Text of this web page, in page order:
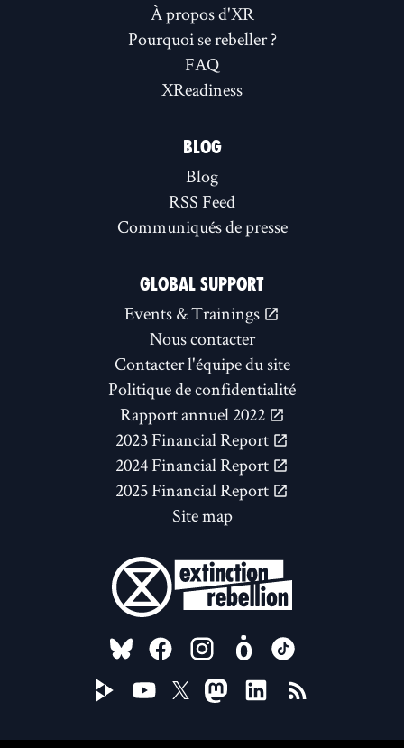
À propos d'XR
Pourquoi se rebeller ?
FAQ
XReadiness
BLOG
Blog
RSS Feed
Communiqués de presse
GLOBAL SUPPORT
Events & Trainings
Nous contacter
Contacter l'équipe du site
Politique de confidentialité
Rapport annuel 2022
2023 Financial Report
2024 Financial Report
2025 Financial Report
Site map
FOLLOW US ON